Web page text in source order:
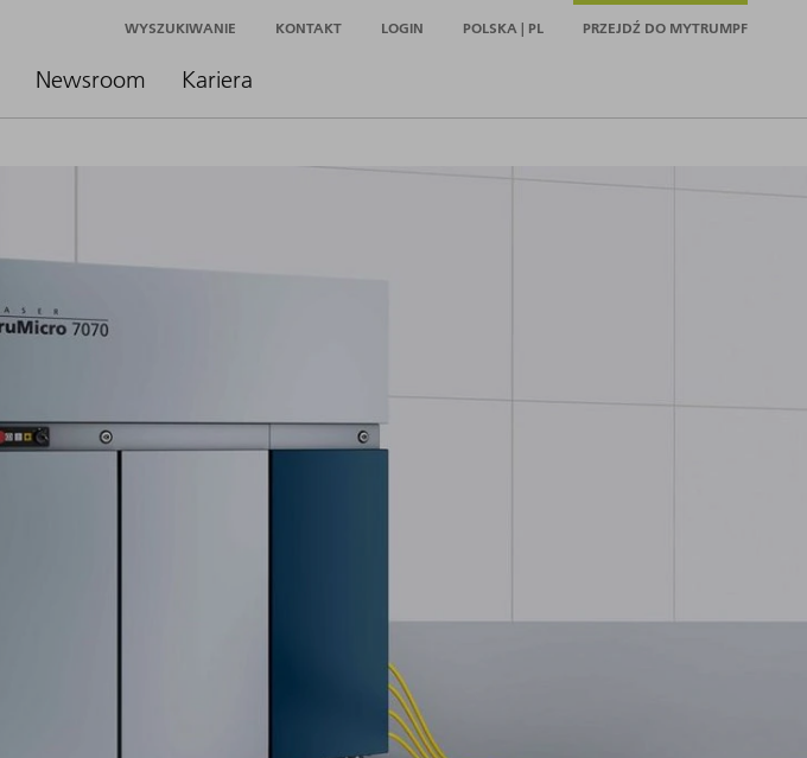
Newsroom Kariera
WYSZUKIWANIE KONTAKT LOGIN POLSKA | PL PRZEJDŹ DO MYTRUMPF